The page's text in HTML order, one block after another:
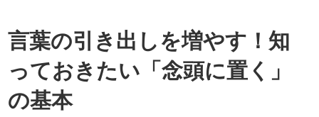
言葉の引き出しを増やす！知
っておきたい「念頭に置く」
の基本